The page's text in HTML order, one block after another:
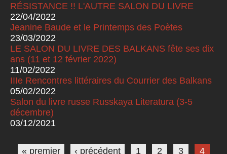
RÉSISTANCE !! L'AUTRE SALON DU LIVRE
22/04/2022
Jeanine Baude et le Printemps des Poètes
23/03/2022
LE SALON DU LIVRE DES BALKANS fête ses dix
ans (11 et 12 février 2022)
11/02/2022
IIIe Rencontres littéraires du Courrier des Balkans
05/02/2022
Salon du livre russe Russkaya Literatura (3-5
décembre)
03/12/2021
Pages
« premier ‹ précédent 1 2 3 4